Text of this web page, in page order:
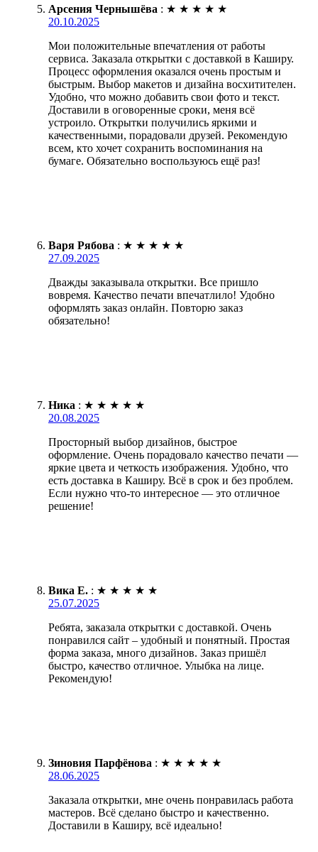
Арсения Чернышёва : ★ ★ ★ ★ ★
20.10.2025
Мои положительные впечатления от работы
сервиса. Заказала открытки с доставкой в Каширу.
Процесс оформления оказался очень простым и
быстрым. Выбор макетов и дизайна восхитителен.
Удобно, что можно добавить свои фото и текст.
Доставили в оговоренные сроки, меня всё
устроило. Открытки получились яркими и
качественными, порадовали друзей. Рекомендую
всем, кто хочет сохранить воспоминания на
бумаге. Обязательно воспользуюсь ещё раз!
Варя Рябова : ★ ★ ★ ★ ★
27.09.2025
Дважды заказывала открытки. Все пришло
вовремя. Качество печати впечатлило! Удобно
оформлять заказ онлайн. Повторю заказ
обязательно!
Ника : ★ ★ ★ ★ ★
20.08.2025
Просторный выбор дизайнов, быстрое
оформление. Очень порадовало качество печати —
яркие цвета и четкость изображения. Удобно, что
есть доставка в Каширу. Всё в срок и без проблем.
Если нужно что-то интересное — это отличное
решение!
Вика Е. : ★ ★ ★ ★ ★
25.07.2025
Ребята, заказала открытки с доставкой. Очень
понравился сайт – удобный и понятный. Простая
форма заказа, много дизайнов. Заказ пришёл
быстро, качество отличное. Улыбка на лице.
Рекомендую!
Зиновия Парфёнова : ★ ★ ★ ★ ★
28.06.2025
Заказала открытки, мне очень понравилась работа
мастеров. Всё сделано быстро и качественно.
Доставили в Каширу, всё идеально!